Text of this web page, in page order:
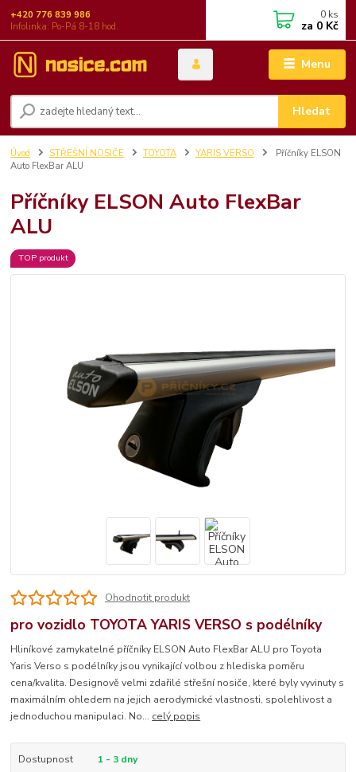
Menu
Hledat
+420 776 839 986
Infolinka: Po-Pá 8-18 hod.
0 ks
za 0 Kč
Úvod STŘEŠNÍ NOSIČE TOYOTA YARIS VERSO
Příčníky ELSON
Auto FlexBar ALU
Příčníky ELSON Auto FlexBar
ALU
TOP produkt
Ohodnotit produkt
pro vozidlo TOYOTA YARIS VERSO s podélníky
Hliníkové zamykatelné příčníky ELSON Auto FlexBar ALU pro Toyota
Yaris Verso s podélníky jsou vynikající volbou z hlediska poměru
cena/kvalita. Designově velmi zdařilé střešní nosiče, které byly vyvinuty s
maximálním ohledem na jejich aerodymické vlastnosti, spolehlivost a
jednoduchou manipulaci. No... celý popis
Dostupnost 1 - 3 dny